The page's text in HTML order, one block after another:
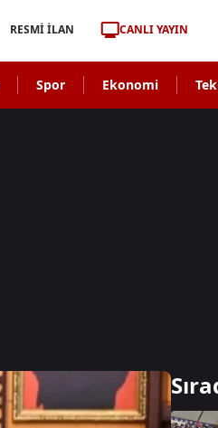
RESMİ İLAN CANLI YAYIN
Spor Ekonomi